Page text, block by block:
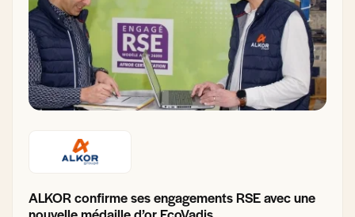
ALKOR confirme ses engagements RSE avec une